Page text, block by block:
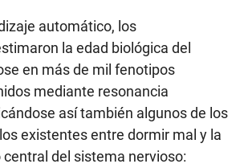
automático, los
la edad biológica del
en más de mil fenotipos
mediante resonancia
así también algunos de los
existentes entre dormir mal y la
del sistema nervioso: